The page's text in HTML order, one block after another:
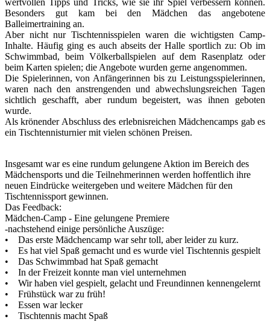
wertvollen Tipps und Tricks, wie sie ihr Spiel verbessern können.
Besonders gut kam bei den Mädchen das angebotene
Balleimertraining an.
Aber nicht nur Tischtennisspielen waren die wichtigsten Camp-
Inhalte. Häufig ging es auch abseits der Halle sportlich zu: Ob im
Schwimmbad, beim Völkerballspielen auf dem Rasenplatz oder
beim Karten spielen; die Angebote wurden gerne angenommen.
Die Spielerinnen, von Anfängerinnen bis zu Leistungsspielerinnen,
waren nach den anstrengenden und abwechslungsreichen Tagen
sichtlich geschafft, aber rundum begeistert, was ihnen geboten
wurde.
Als krönender Abschluss des erlebnisreichen Mädchencamps gab es
ein Tischtennisturnier mit vielen schönen Preisen.
Insgesamt war es eine rundum gelungene Aktion im Bereich des
Mädchensports und die Teilnehmerinnen werden hoffentlich ihre
neuen Eindrücke weitergeben und weitere Mädchen für den
Tischtennissport gewinnen.
Das Feedback:
Mädchen-Camp - Eine gelungene Premiere
-nachstehend einige persönliche Auszüge:
• Das erste Mädchencamp war sehr toll, aber leider zu kurz.
• Es hat viel Spaß gemacht und es wurde viel Tischtennis gespielt
• Das Schwimmbad hat Spaß gemacht
• In der Freizeit konnte man viel unternehmen
• Wir haben viel gespielt, gelacht und Freundinnen kennengelernt
• Frühstück war zu früh!
• Essen war lecker
• Tischtennis macht Spaß